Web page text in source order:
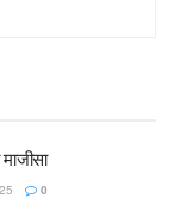
माजीसा
0